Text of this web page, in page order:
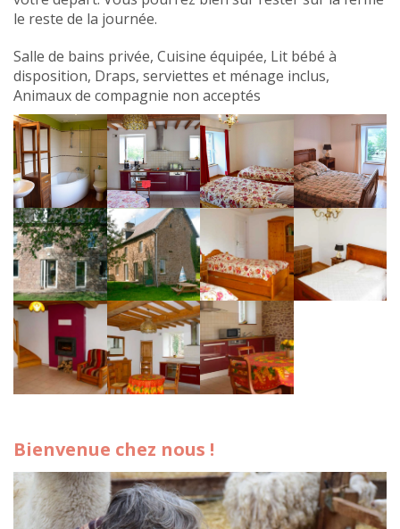
le reste de la journée.
Salle de bains privée, Cuisine équipée, Lit bébé à
disposition, Draps, serviettes et ménage inclus,
Animaux de compagnie non acceptés
Bienvenue chez nous !